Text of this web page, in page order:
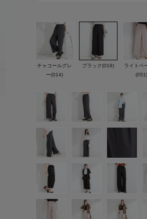
チャコールグレ
ー(014)
ブラック(019)
ライトベ
(051)